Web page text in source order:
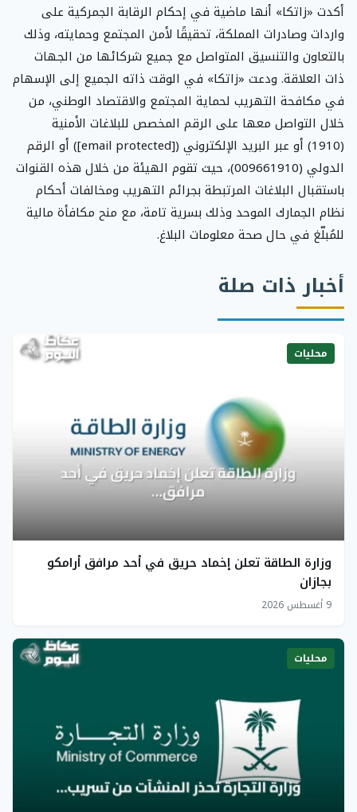
أكدت «زاتكا» أنها ماضية في إحكام الرقابة الجمركية على
واردات وصادرات المملكة، تحقيقًا لأمن المجتمع وحمايته، وذلك
بالتعاون والتنسيق المتواصل مع جميع شركائها من الجهات
ذات العلاقة. ودعت «زاتكا» في الوقت ذاته الجميع إلى الإسهام
في مكافحة التهريب لحماية المجتمع والاقتصاد الوطني، من
خلال التواصل معها على الرقم المخصص للبلاغات الأمنية
(1910) أو عبر البريد الإلكتروني ([email protected]) أو الرقم
الدولي (009661910)، حيث تقوم الهيئة من خلال هذه القنوات
باستقبال البلاغات المرتبطة بجرائم التهريب ومخالفات أحكام
نظام الجمارك الموحد وذلك بسرية تامة، مع منح مكافأة مالية
للمُبلّغ في حال صحة معلومات البلاغ.
أخبار ذات صلة
محليات
وزارة الطاقة تعلن إخماد حريق في أحد مرافق أرامكو
بجازان
9 أغسطس 2026
محليات